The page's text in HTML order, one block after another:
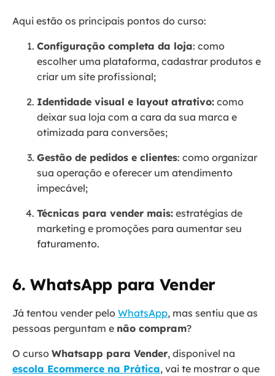
Aqui estão os principais pontos do curso:
Configuração completa da loja: como
escolher uma plataforma, cadastrar produtos e
criar um site profissional;
Identidade visual e layout atrativo: como
deixar sua loja com a cara da sua marca e
otimizada para conversões;
Gestão de pedidos e clientes: como organizar
sua operação e oferecer um atendimento
impecável;
Técnicas para vender mais: estratégias de
marketing e promoções para aumentar seu
faturamento.
6. WhatsApp para Vender
Já tentou vender pelo WhatsApp, mas sentiu que as
pessoas perguntam e não compram?
O curso Whatsapp para Vender, disponível na
escola Ecommerce na Prática, vai te mostrar o que